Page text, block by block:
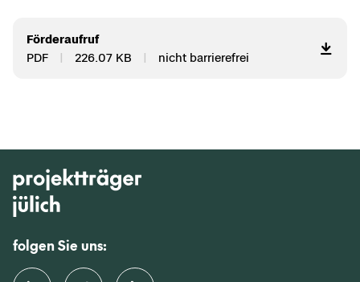
För­der­auf­ruf
PDF
226.07 KB nicht bar­rie­re­frei
folgen Sie uns: